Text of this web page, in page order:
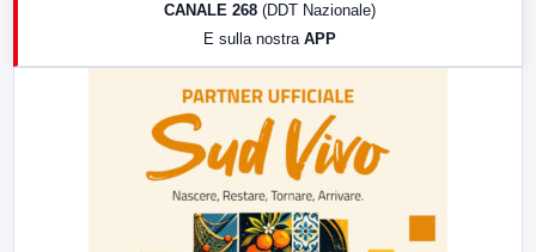
CANALE 268 (DDT Nazionale)
E sulla nostra APP